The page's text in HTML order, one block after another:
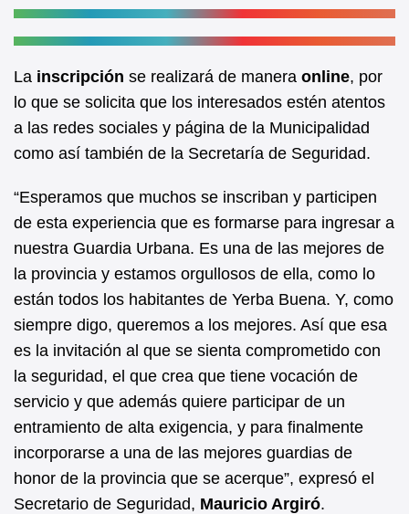
La inscripción se realizará de manera online, por
lo que se solicita que los interesados estén atentos
a las redes sociales y página de la Municipalidad
como así también de la Secretaría de Seguridad.
“Esperamos que muchos se inscriban y participen
de esta experiencia que es formarse para ingresar a
nuestra Guardia Urbana. Es una de las mejores de
la provincia y estamos orgullosos de ella, como lo
están todos los habitantes de Yerba Buena. Y, como
siempre digo, queremos a los mejores. Así que esa
es la invitación al que se sienta comprometido con
la seguridad, el que crea que tiene vocación de
servicio y que además quiere participar de un
entramiento de alta exigencia, y para finalmente
incorporarse a una de las mejores guardias de
honor de la provincia que se acerque”, expresó el
Secretario de Seguridad, Mauricio Argiró.